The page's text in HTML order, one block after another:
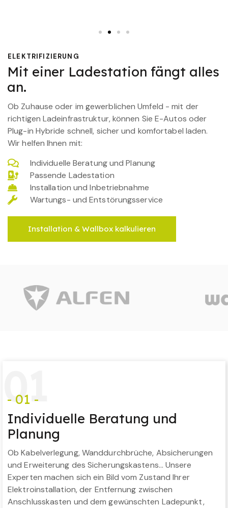
ELEKTRIFIZIERUNG
Mit einer Ladestation fängt alles
an.
Ob Zuhause oder im gewerblichen Umfeld - mit der
richtigen Ladeinfrastruktur, können Sie E-Autos oder
Plug-in Hybride schnell, sicher und komfortabel laden.
Wir helfen Ihnen mit:
Individuelle Beratung und Planung
Passende Ladestation
Installation und Inbetriebnahme
Wartungs- und Entstörungsservice
Installation & Wallbox kalkulieren
01
- 01 -
Individuelle Beratung und
Planung
Ob Kabelverlegung, Wanddurchbrüche, Absicherungen
und Erweiterung des Sicherungskastens… Unsere
Experten machen sich ein Bild vom Zustand Ihrer
Elektroinstallation, der Entfernung zwischen
Anschlusskasten und dem gewünschten Ladepunkt,